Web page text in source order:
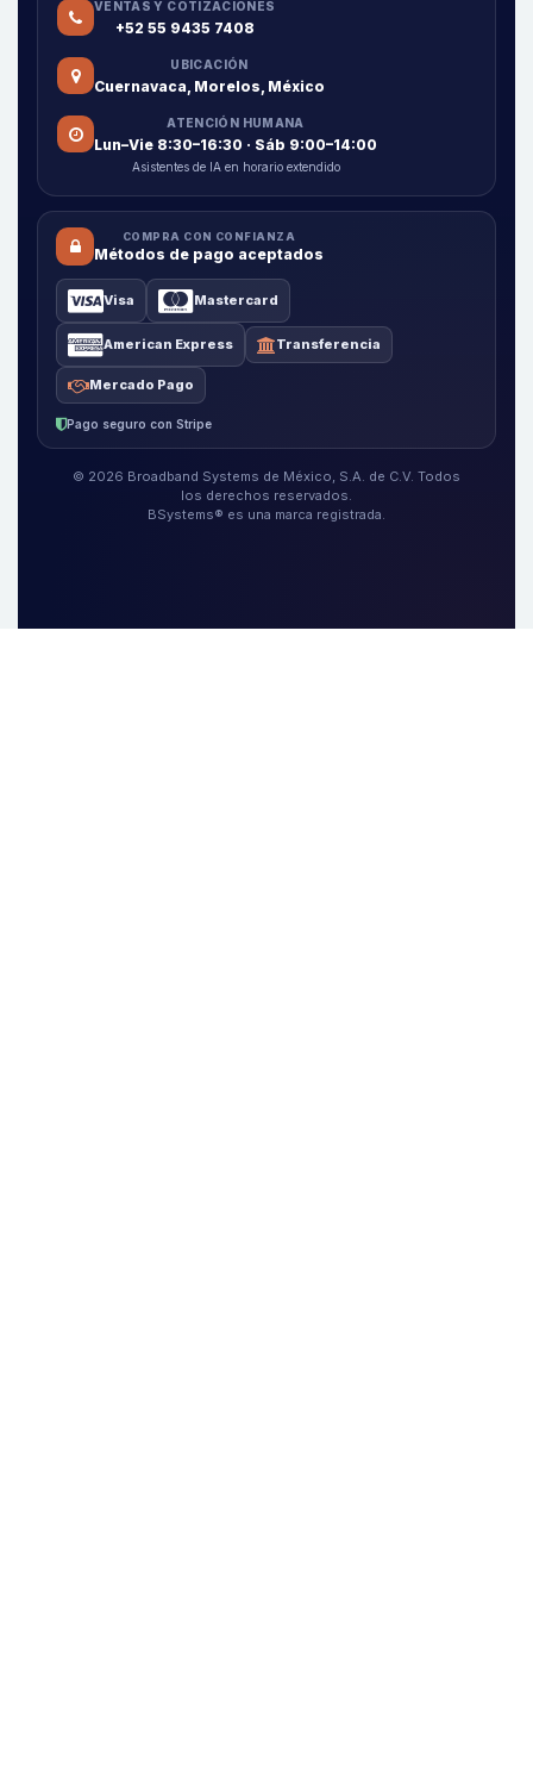
VENTAS Y COTIZACIONES
+52 55 9435 7408
UBICACIÓN
Cuernavaca, Morelos, México
ATENCIÓN HUMANA
Lun–Vie 8:30–16:30 · Sáb 9:00–14:00
Asistentes de IA en horario extendido
COMPRA CON CONFIANZA
Métodos de pago aceptados
Visa Mastercard
American Express Transferencia
Mercado Pago
Pago seguro con Stripe
© 2026 Broadband Systems de México, S.A. de C.V. Todos
los derechos reservados.
BSystems® es una marca registrada.